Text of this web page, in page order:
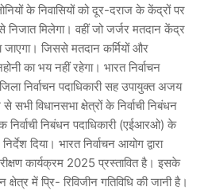
के निवासियों को दूर-दराज के केंद्रों पर
मिलेगा। वहीं जो जर्जर मतदान केंद्र
जिससे मतदान कर्मियों और
का भय नहीं रहेगा। भारत निर्वाचन
निर्वाचन पदाधिकारी सह उपायुक्त अजय
सभी विधानसभा क्षेत्रों के निर्वाची निबंधन
निर्वाची निबंधन पदाधिकारी (एईआरओ) के
दिया। भारत निर्वाचन आयोग द्वारा
कार्यक्रम 2025 प्रस्तावित है। इसके
क्षेत्र में प्रि- रिविजीन गतिविधि की जानी है।